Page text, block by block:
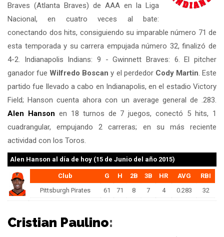
Braves (Atlanta Braves) de AAA en la Liga
Nacional, en cuatro veces al bate:
conectando dos hits, consiguiendo su imparable número 71 de
esta temporada y su carrera empujada número 32, finalizó de
4-2. Indianapolis Indians: 9 - Gwinnett Braves: 6. El pitcher
ganador fueWilfredo Boscan y el perdedor Cody Martin. Este
partido fue llevado a cabo en Indianapolis, en el estadio Victory
Field; Hanson cuenta ahora con un average general de .283.
Alen Hanson en 18 turnos de 7 juegos, conectó 5 hits, 1
cuadrangular, empujando 2 carreras; en su más reciente
actividad con los Toros.
Alen Hanson al día de hoy (15 de Junio del año 2015)
Club G H 2B 3B HR AVG
RBI
Pittsburgh Pirates
61 71 8 7 4 0.283 32
Cristian Paulino: